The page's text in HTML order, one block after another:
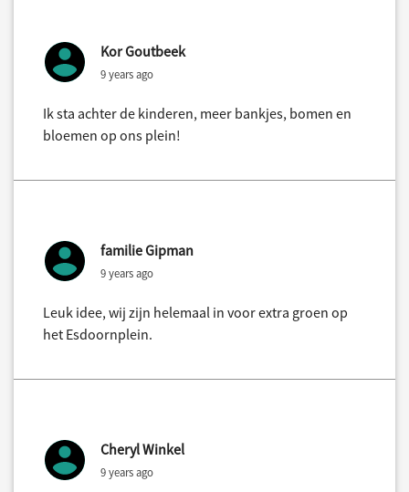
Kor Goutbeek
9 years ago
Ik sta achter de kinderen, meer bankjes, bomen en
bloemen op ons plein!
familie Gipman
9 years ago
Leuk idee, wij zijn helemaal in voor extra groen op
het Esdoornplein.
Cheryl Winkel
9 years ago